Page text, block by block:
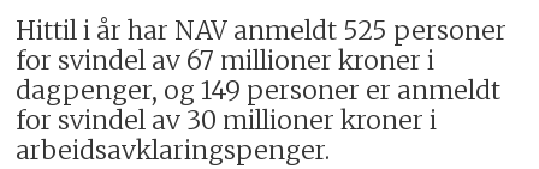
Hittil i år har NAV anmeldt 525 personer
for svindel av 67 millioner kroner i
dagpenger, og 149 personer er anmeldt
for svindel av 30 millioner kroner i
arbeidsavklaringspenger.